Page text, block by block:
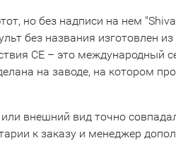
но без надписи на нем
без названия изготовлен
СЕ – это международный
на заводе, на котором
внешний вид точно
к заказу и менеджер